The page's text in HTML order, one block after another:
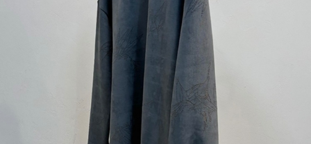
WOMEN
BRAND
WOMEN
プライバシーポリシー
特定商取引法に基づく表記
会員規約